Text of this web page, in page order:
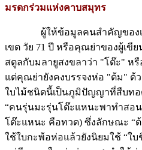
มรดกร่วมแห่งคาบสมุทร
ผู้ให้ข้อมูลคนสำคัญของเม
เขต วัย 71 ปี หรือคุณย่าของผู้เขี
สตูลกับมลายูสงขลาว่า "โต๊ะ" หรื
แต่คุณย่ายังคงบรรจงห่อ "ต้ม" ด้
ใบไม้ชนิดนี้เป็นภูมิปัญญาที่สืบทอ
“คนรุ่นมะรุ่นโต๊ะแหนะพาทำสอน
โต๊ะแหนะ คือทวด) ซึ่งลักษณะ “
ใช้ใบกะพ้อห่อแล้วยังนิยมใช้ “ใบ